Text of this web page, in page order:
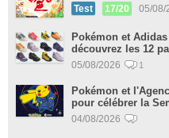
Test 17/20 05/08/
Pokémon et
découvrez les 12
05/08/2026 1
Pokémon et
pour célébrer la
04/08/2026